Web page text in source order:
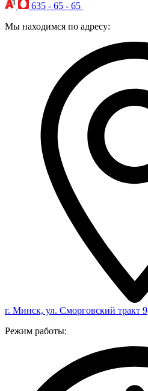
635 - 65 - 65
Мы находимся по адресу:
г. Минск, ул. Сморговский тракт 9
Режим работы: